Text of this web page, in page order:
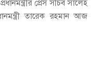
প্রেস সচিব সালেহ
তারেক রহমান আজ